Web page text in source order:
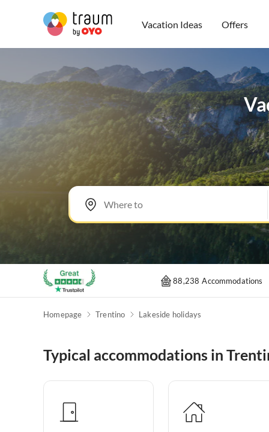
Vacation Ideas Offers
88,238 Accommodations
Homepage Trentino Lakeside holidays
Typical accommodations in